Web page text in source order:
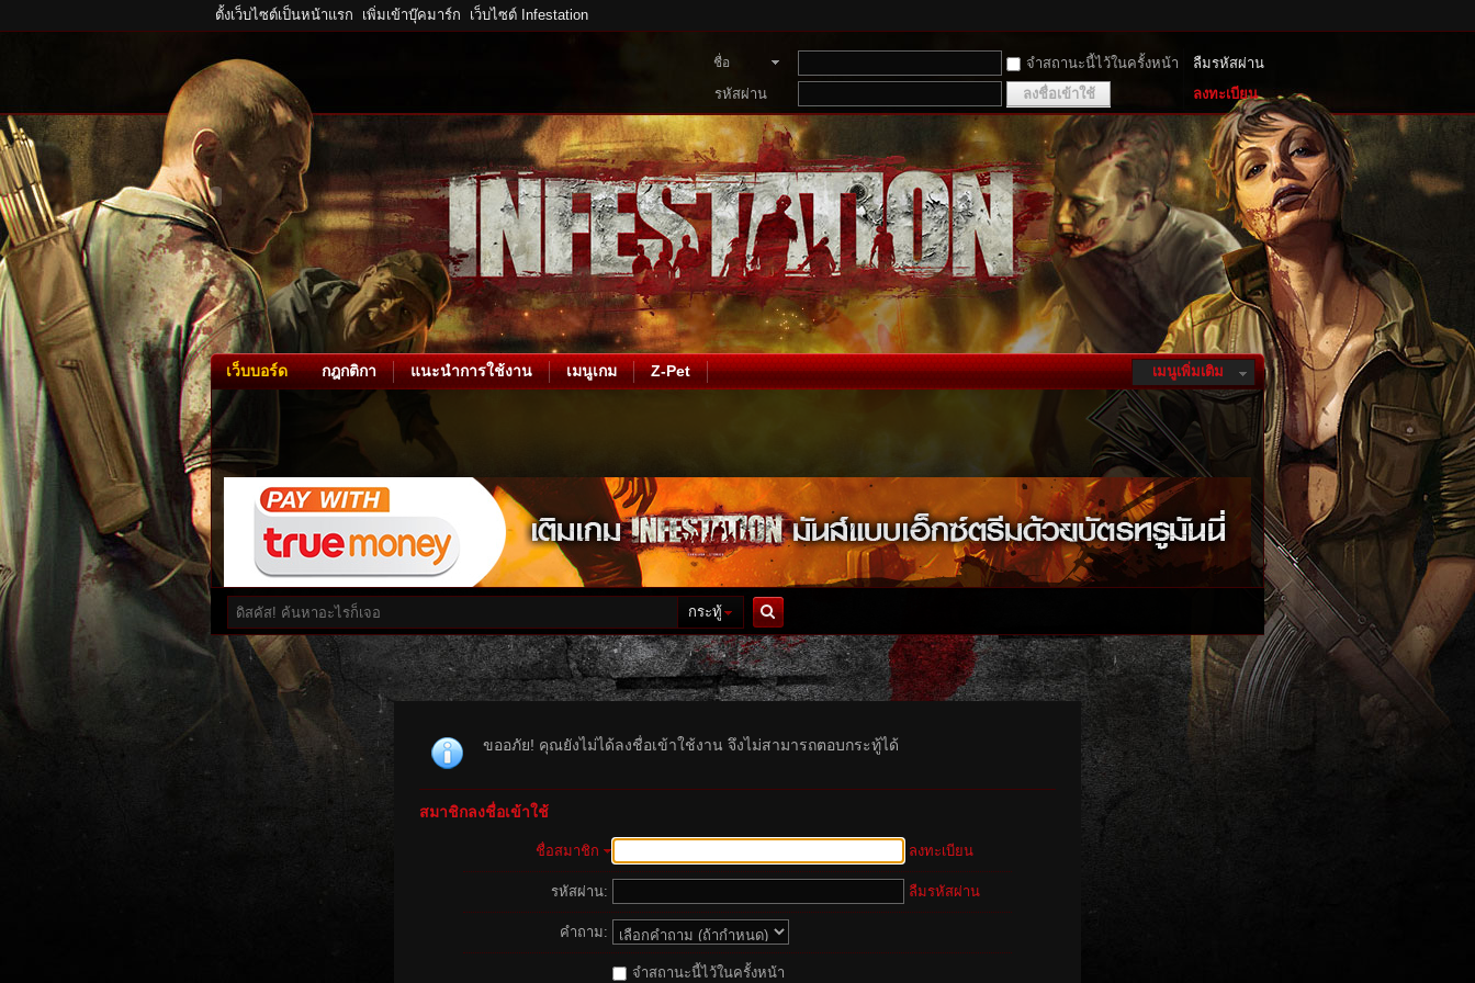
ตั้งเว็บไซต์เป็นหน้าแรก เพิ่มเข้าบุ๊คมาร์ก เว็บไซต์ Infestation
ชื่อ
สมาชิก
จำสถานะนี้ไว้ในครั้งหน้า
ลืมรหัสผ่าน
รหัสผ่าน
ลงชื่อเข้าใช้ ลงทะเบียน
เมนูเพิ่มเติม
เว็บบอร์ด กฎกติกา แนะนำการใช้งาน เมนูเกม Z-Pet
กระทู้
ค้นหา
ขออภัย! คุณยังไม่ได้ลงชื่อเข้าใช้งาน จึงไม่สามารถตอบกระทู้ได้
สมาชิกลงชื่อเข้าใช้
ชื่อสมาชิก ลงทะเบียน
รหัสผ่าน: ลืมรหัสผ่าน
คำถาม:
จำสถานะนี้ไว้ในครั้งหน้า